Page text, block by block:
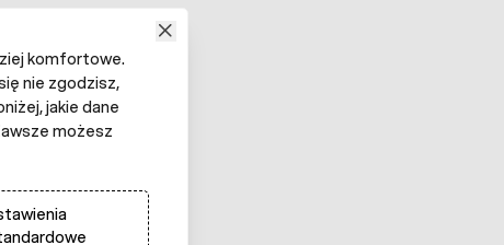
komfortowe.
nie zgodzisz,
jakie dane
możesz